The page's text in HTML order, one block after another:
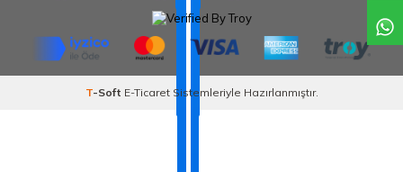
T-Soft E-TicaretSistemleriyle Hazırlanmıştır.